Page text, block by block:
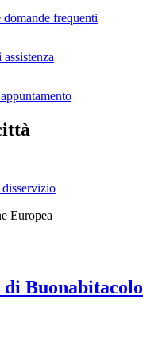
frequenti
disservizio
di Buonabitacolo